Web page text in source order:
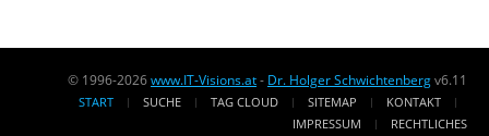
© 1996-2026www.IT-Visions.at- Dr. Holger Schwichtenbergv6.11
START SUCHE TAG CLOUD SITEMAP
KONTAKT
IMPRESSUM
RECHTLICHES